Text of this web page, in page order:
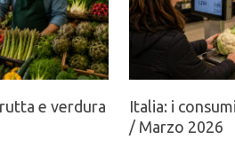
e verdura
Italia: i
/ Marzo 2026